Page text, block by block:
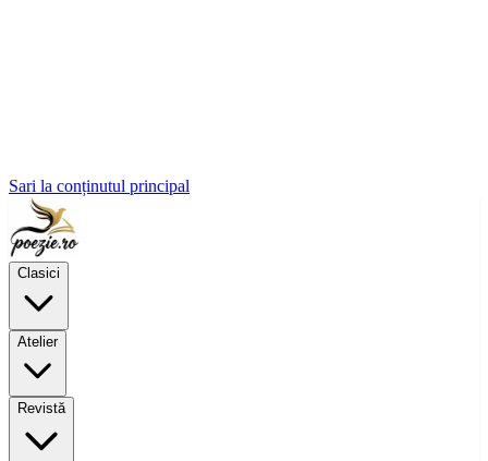
Sari la conținutul principal
Clasici
Atelier
Revistă